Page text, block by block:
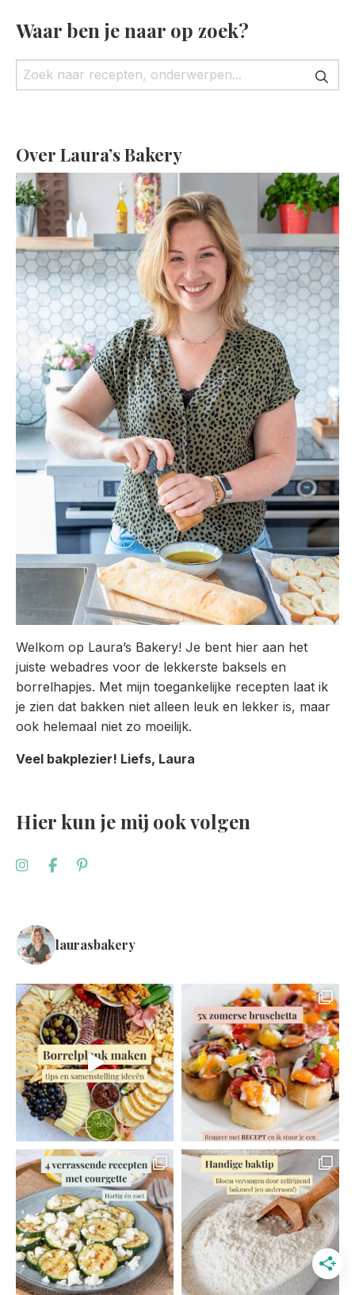
Waar ben je naar op zoek?
Over Laura’s Bakery
Welkom op Laura’s Bakery! Je bent hier aan het
juiste webadres voor de lekkerste baksels en
borrelhapjes. Met mijn toegankelijke recepten laat ik
je zien dat bakken niet alleen leuk en lekker is, maar
ook helemaal niet zo moeilijk.
Veel bakplezier! Liefs, Laura
Hier kun je mij ook volgen
laurasbakery